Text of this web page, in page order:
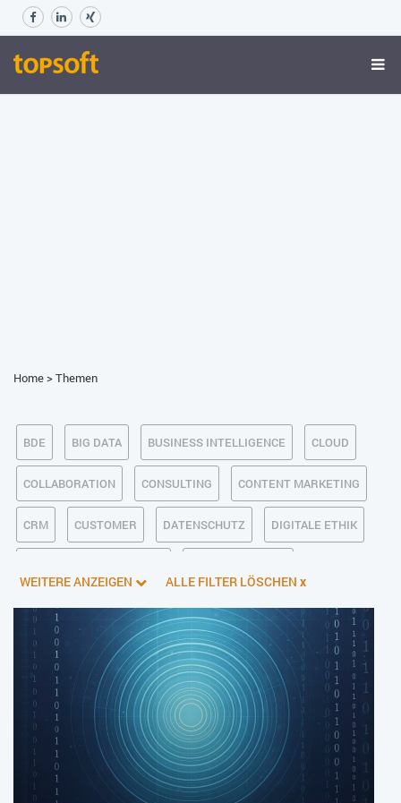
Home>Themen
BDE BIG DATA BUSINESS INTELLIGENCE CLOUD
COLLABORATION CONSULTING CONTENT MARKETING
CRM CUSTOMER DATENSCHUTZ DIGITALE ETHIK
E-BUSINESS ECM/DMS E-COMMERCE EINKAUF
ERP FALLSTUDIEN FERTIGUNG FINANZSOFTWARE
HANDEL HR INDUSTRIE 4.0
IT AUS- UND WEITERBILDUNG IT-INFRASTRUKTUR
IT-JOBS IT-SERVICE MANAGEMENT KI IM ERP
WEITERE ANZEIGEN ALLE FILTER LÖSCHEN x